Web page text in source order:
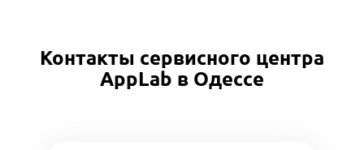
Контакты сервисного центра
AppLab в Одессе